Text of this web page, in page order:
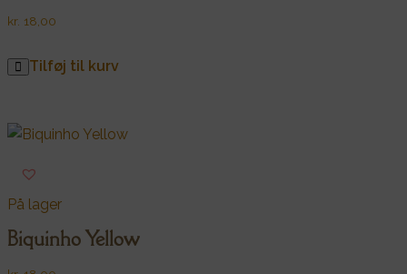
kr. 18,00
Tilføj til kurv
På lager
Biquinho Yellow